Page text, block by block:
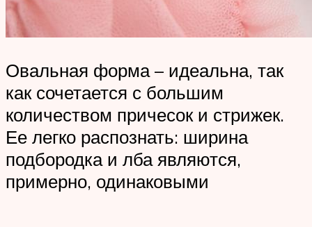
Овальная форма – идеальна, так
как сочетается с большим
количеством причесок и стрижек.
Ее легко распознать: ширина
подбородка и лба являются,
примерно, одинаковыми